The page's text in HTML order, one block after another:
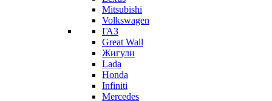
Mitsubishi
Volkswagen
ГАЗ
Great Wall
Жигули
Lada
Honda
Infiniti
Mercedes